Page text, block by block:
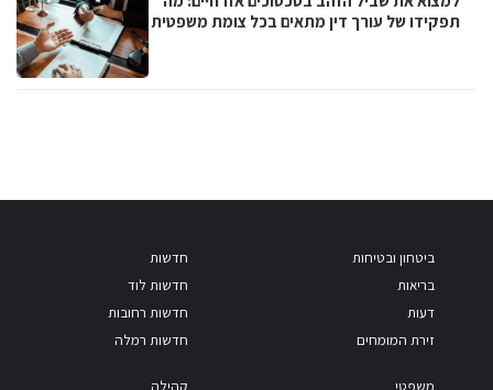
תפקידו של עורך דין מתאים בכל צומת משפטית
ביטחון ובטיחות
בריאות
דעות
זירת המומחים
חדשות
חדשות לוד
חדשות רחובות
חדשות רמלה
משפטי קהילה